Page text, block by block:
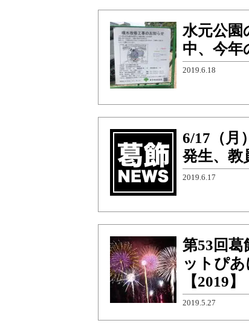
水元公園
中、今年
2019.6.18
6/17（月
発生、教
2019.6.17
第53回葛
ットぴ
【2019】
2019.5.27